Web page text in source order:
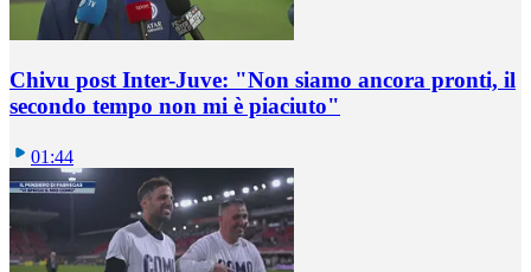
Chivu post Inter-Juve: "Non siamo ancora pronti, il
secondo tempo non mi è piaciuto"
01:44